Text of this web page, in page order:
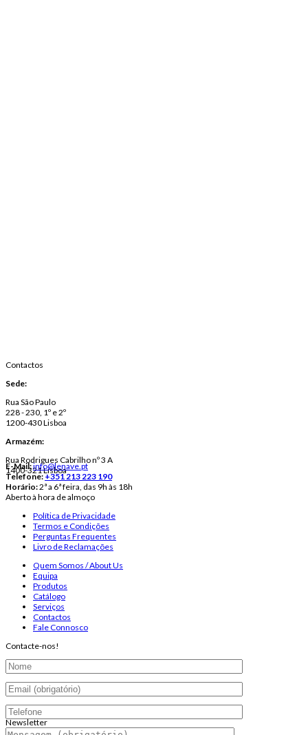
Contactos
Sede:
Rua São Paulo
228 - 230, 1º e 2º
1200-430 Lisboa
Armazém:
Rua Rodrigues Cabrilho nº 3 A
1400-321 Lisboa
E-Mail:info@lenave.pt
Telefone:+351 213 223 190
Horário:2ª a 6ª feira, das 9h às 18h
Aberto à hora de almoço
Política de Privacidade
Termos e Condições
Perguntas Frequentes
Livro de Reclamações
Quem Somos / About Us
Equipa
Produtos
Catálogo
Serviços
Contactos
Fale Connosco
Contacte-nos!
Newsletter